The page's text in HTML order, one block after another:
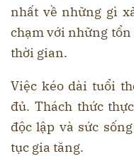
nhất về những gì
chạm với những
thời gian.
Việc kéo dài tuổi
đủ. Thách thức
độc lập và sức
tục gia tăng.